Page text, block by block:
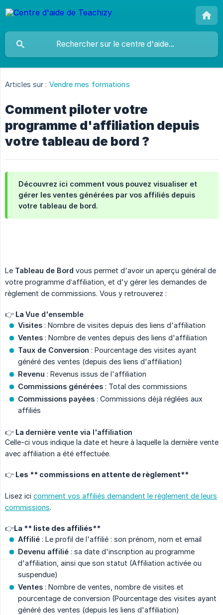
Articles sur : Vendre mes formations
Comment piloter votre
programme d'affiliation depuis
votre tableau de bord ?
Découvrez ici comment vous pouvez visualiser et
gérer les ventes générées par vos affiliés depuis
votre tableau de bord.
Le Tableau de Bord vous permet d'avoir un aperçu général de
votre programme d’affiliation, et d'y gérer les demandes de
règlement de commissions. Vous y retrouverez :
👉 La Vue d'ensemble
Visites : Nombre de visites depuis des liens d'affiliation
Ventes : Nombre de ventes depuis des liens d'affiliation
Taux de Conversion : Pourcentage des visites ayant
généré des ventes (depuis des liens d'affiliation)
Revenu : Revenus issus de l'affiliation
Commissions générées : Total des commissions
Commissions payées : Commissions déjà réglées aux
affiliés
👉 La dernière vente via l'affiliation
Celle-ci vous indique la date et heure à laquelle la dernière vente
avec affiliation a été effectuée.
👉 Les ** commissions en attente de règlement**
Lisez ici comment vos affiliés demandent le règlement de leurs
commissions.
👉La ** liste des affiliés**
Affilié : Le profil de l'affilié : son prénom, nom et email
Devenu affilié : sa date d'inscription au programme
d'affiliation, ainsi que son statut (Affiliation activée ou
suspendue)
Ventes : Nombre de ventes, nombre de visites et
pourcentage de conversion (Pourcentage des visites ayant
généré des ventes (depuis les liens d'affiliation)